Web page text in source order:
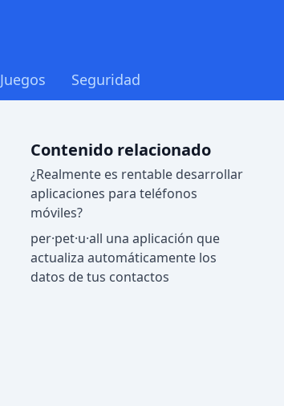
Juegos Seguridad
Contenido relacionado
¿Realmente es rentable desarrollar
aplicaciones para teléfonos
móviles?
per·pet·u·all una aplicación que
actualiza automáticamente los
datos de tus contactos